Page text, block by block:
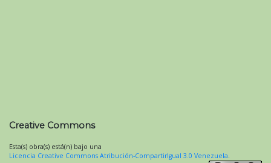
Creative Commons
Esta(s) obra(s) está(n) bajo una
Licencia Creative Commons Atribución-CompartirIgual 3.0 Venezuela.